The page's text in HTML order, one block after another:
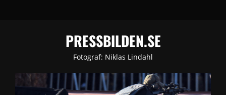
PRESSBILDEN.SE
Fotograf: Niklas Lindahl